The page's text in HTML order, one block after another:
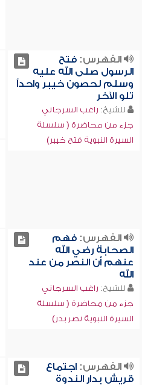
الفهرس:فتح
الرسول صلى الله عليه
وسلم لحصون خيبر واحداً
تلو الآخر
للشيخ: راغب السرجاني
جزء من محاضرة ( سلسلة
السيرة النبوية فتح خيبر)
الفهرس:فهم
الصحابة رضي الله
عنهم أن النصر من عند
الله
للشيخ: راغب السرجاني
جزء من محاضرة ( سلسلة
السيرة النبوية نصر بدر)
الفهرس:اجتماع
قريش بدار الندوة